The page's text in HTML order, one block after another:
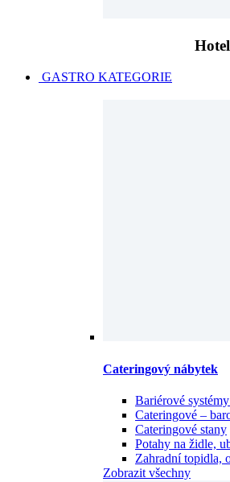
Hotel
GASTRO KATEGORIE
Cateringový nábytek
Bariérové
Cateringové –
Cateringové stany
Potahy na židle,
Zahradní topidla,
Zobrazit všechny